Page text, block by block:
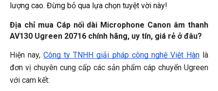
lượng cao. Đừng bỏ qua lựa chọn tuyệt vời này!
Địa chỉ mua Cáp nối dài Microphone Canon âm thanh
AV130 Ugreen 20716 chính hãng, uy tín, giá rẻ ở đâu?
Hiện nay, Công ty TNHH giải pháp công nghệ Việt Hàn là
đơn vị chuyên cung cấp các sản phẩm cáp chuyển Ugreen
với cam kết: